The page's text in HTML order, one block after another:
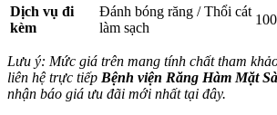
Dịch vụ đi
kèm
Đánh bóng răng / Thổi cát
làm sạch
Lưu ý: Mức giá trên mang tính chất tham
liên hệ trực tiếp Bệnh viện Răng Hàm Mặt
nhận báo giá ưu đãi mới nhất tại đây.